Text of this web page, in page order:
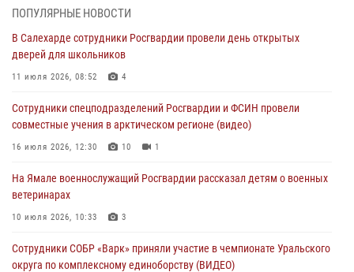
Офицеры спецназа Росгвардии провели практическое занятие для
29 июля 2026, 10:42
В Уральском округе Росгвардии состоялось заседание
29 июля 2026, 10:39
Сотрудники СОБР «Варк» приняли участие в чемпионате Уральского
На Полярном круге Росгвардия обеспечила безопасность турнира
27 июля 2026, 09:04
ПОПУЛЯРНЫЕ НОВОСТИ
В Салехарде сотрудники Росгвардии провели день открытых
дверей для школьников
11 июля 2026, 08:52 4
Сотрудники спецподразделений Росгвардии и ФСИН провели
совместные учения в арктическом регионе (видео)
16 июля 2026, 12:30 10 1
На Ямале военнослужащий Росгвардии рассказал детям о военных
ветеринарах
10 июля 2026, 10:33 3
Сотрудники СОБР «Варк» приняли участие в чемпионате Уральского
округа по комплексному единоборству (ВИДЕО)